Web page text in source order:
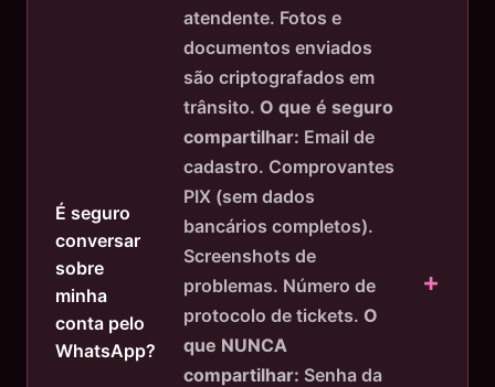
É seguro
conversar
sobre
minha
conta pelo
WhatsApp?
atendente. Fotos e
documentos enviados
são criptografados em
trânsito. O que é seguro
compartilhar: Email de
cadastro. Comprovantes
PIX (sem dados
bancários completos).
Screenshots de
problemas. Número de
protocolo de tickets. O
que NUNCA
compartilhar: Senha da